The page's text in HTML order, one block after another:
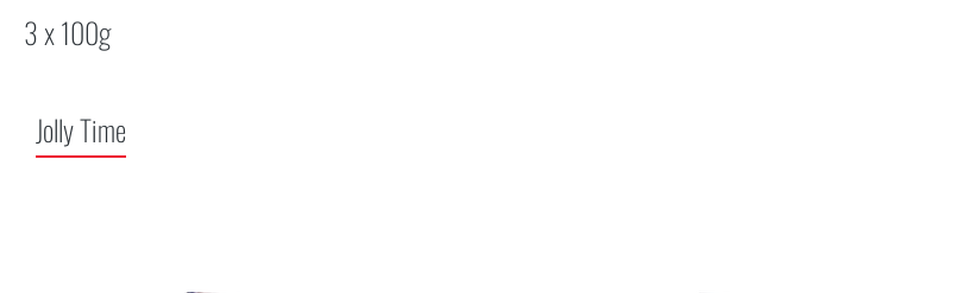
3 x 100g
Jolly Time